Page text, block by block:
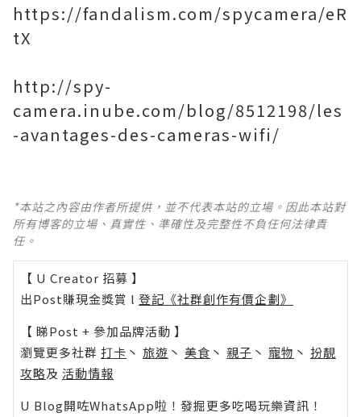
https://fandalism.com/spycamera/eR
tX
http://spy-
camera.inube.com/blog/8512198/les
-avantages-des-cameras-wifi/
*本站之內容由作者所提供，並不代表本站的立場。因此本站對
所有博客的立場、真實性、準確性及完整性不負任何法律責
任。
【 U Creator 招募 】
出Post賺現金獎賞 l 登記《社群創作有價企劃》
【 睇Post + 參加品牌活動 】
瀏覽更多社群 打卡 丶 旅遊 丶 美食 丶 親子 丶 寵物 丶 扮靚
攻略及 活動情報
U Blog開咗WhatsApp啦！發掘更多吃喝玩樂資訊！